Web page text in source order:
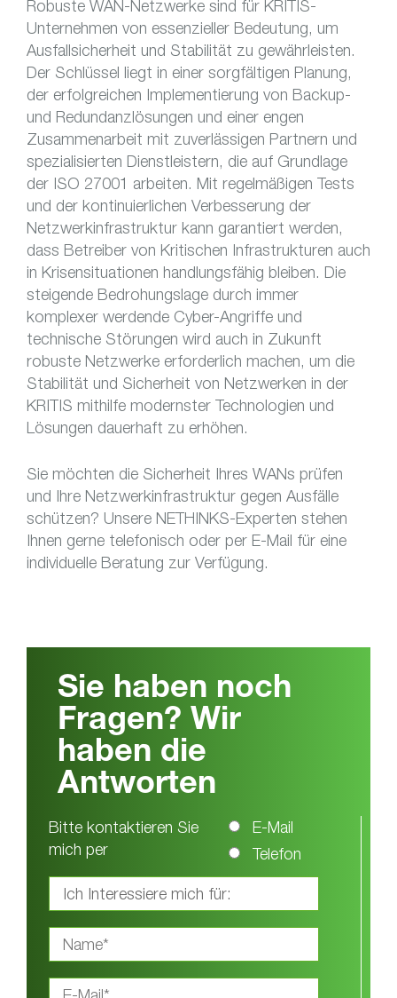
Robuste WAN-Netzwerke sind für KRITIS-
Unternehmen von essenzieller Bedeutung, um
Ausfallsicherheit und Stabilität zu gewährleisten.
Der Schlüssel liegt in einer sorgfältigen Planung,
der erfolgreichen Implementierung von Backup-
und Redundanzlösungen und einer engen
Zusammenarbeit mit zuverlässigen Partnern und
spezialisierten Dienstleistern, die auf Grundlage
der ISO 27001 arbeiten. Mit regelmäßigen Tests
und der kontinuierlichen Verbesserung der
Netzwerkinfrastruktur kann garantiert werden,
dass Betreiber von Kritischen Infrastrukturen auch
in Krisensituationen handlungsfähig bleiben. Die
steigende Bedrohungslage durch immer
komplexer werdende Cyber-Angriffe und
technische Störungen wird auch in Zukunft
robuste Netzwerke erforderlich machen, um die
Stabilität und Sicherheit von Netzwerken in der
KRITIS mithilfe modernster Technologien und
Lösungen dauerhaft zu erhöhen.
Sie möchten die Sicherheit Ihres WANs prüfen
und Ihre Netzwerkinfrastruktur gegen Ausfälle
schützen? Unsere NETHINKS-Experten stehen
Ihnen gerne telefonisch oder per E-Mail für eine
individuelle Beratung zur Verfügung.
Sie haben noch
Fragen? Wir
haben die
Antworten
Bitte kontaktieren Sie
mich per
E-Mail
Telefon